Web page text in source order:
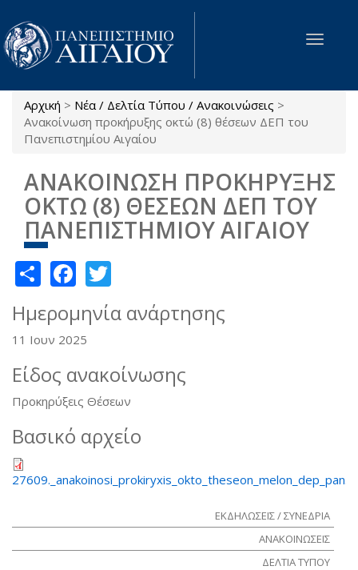
Παράκαμψη προς το κυρίως περιεχόμενο
Toggle
Είστε εδώ
Αρχική > Νέα / Δελτία Τύπου / Ανακοινώσεις >
Ανακοίνωση προκήρυξης οκτώ (8) θέσεων ΔΕΠ του
Πανεπιστημίου Αιγαίου
ΑΝΑΚΟΙΝΩΣΗ ΠΡΟΚΗΡΥΞΗΣ
ΟΚΤΩ (8) ΘΕΣΕΩΝ ΔΕΠ ΤΟΥ
ΠΑΝΕΠΙΣΤΗΜΙΟΥ ΑΙΓΑΙΟΥ
ShareFacebook
Ημερομηνία ανάρτησης
11 Ιουν 2025
Είδος ανακοίνωσης
Προκηρύξεις Θέσεων
Βασικό αρχείο
ΕΚΔΗΛΩΣΕΙΣ / ΣΥΝΕΔΡΙΑ
ΑΝΑΚΟΙΝΩΣΕΙΣ
ΔΕΛΤΙΑ ΤΥΠΟΥ